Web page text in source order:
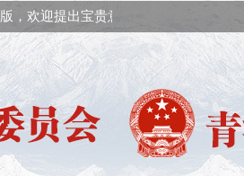
，欢迎提出宝贵意见！